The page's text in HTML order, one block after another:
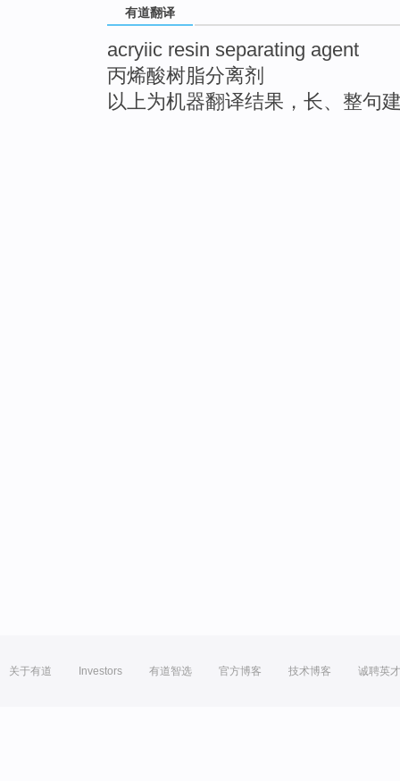
有道翻译
acryiic resin separating agent
丙烯酸树脂分离剂
以上为机器翻译结果，长、整句
关于有道 Investors 有道智选 官方博客 技术博客 诚聘英才